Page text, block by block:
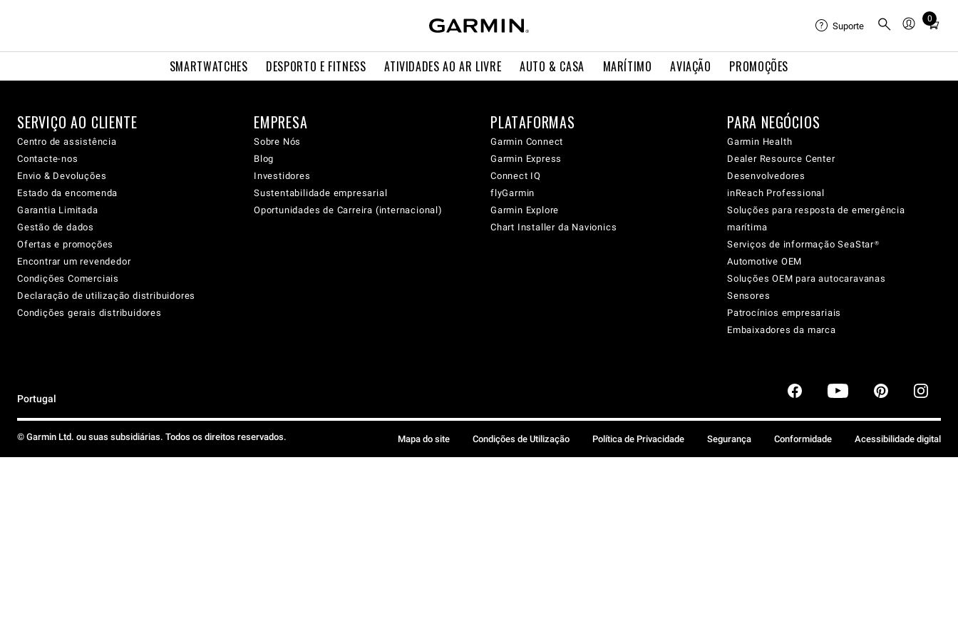
SMARTWATCHES DESPORTO E FITNESS ATIVIDADES AO AR LIVRE AUTO & CASA MARÍTIMO AVIAÇÃO PROMOÇÕES
Suporte
0
Total
cart:
SERVIÇO AO CLIENTE
Centro de assistência
Contacte-nos
Envio & Devoluções
Estado da encomenda
Garantia Limitada
Gestão de dados
Ofertas e promoções
Encontrar um revendedor
Condições Comerciais
Declaração de utilização distribuidores
Condições gerais distribuidores
EMPRESA
Sobre Nós
Blog
Investidores
Sustentabilidade empresarial
Oportunidades de Carreira (internacional)
PLATAFORMAS
Garmin Connect
Garmin Express
Connect IQ
flyGarmin
Garmin Explore
Chart Installer da Navionics
PARA NEGÓCIOS
Garmin Health
Dealer Resource Center
Desenvolvedores
inReach Professional
Soluções para resposta de emergência
marítima
Serviços de informação SeaStar®
Automotive OEM
Soluções OEM para autocaravanas
Sensores
Patrocínios empresariais
Embaixadores da marca
Portugal
© Garmin Ltd. ou suas subsidiárias. Todos os direitos reservados. Mapa do site Condições de Utilização Política de Privacidade Segurança Conformidade Acessibilidade digital